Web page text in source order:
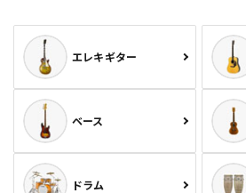
エレキギター
ベース
ドラム